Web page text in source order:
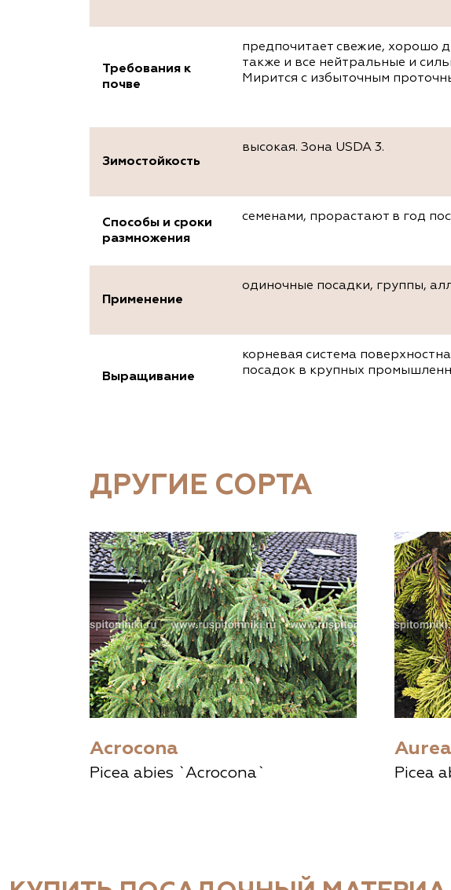
Требования к
почве
предпочитает свежие, хорошо
также и все нейтральные и
Мирится с избыточным
Зимостойкость
высокая. Зона USDA 3.
Способы и сроки
размножения
семенами, прорастают в год
Применение
одиночные посадки, группы,
Выращивание
корневая система
посадок в крупных
ДРУГИЕ СОРТА
Acrocona
Picea abies `Acrocona`
Aurea
Picea